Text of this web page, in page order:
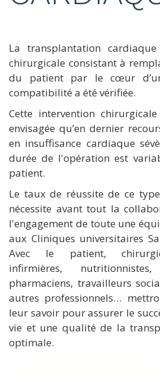
La transplantation
chirurgicale consistant à
du patient par le cœur
compatibilité a été vérifiée.
Cette intervention
envisagée qu’en dernier
en insuffisance cardiaque
durée de l'opération est
patient.
Le taux de réussite de ce
nécessite avant tout la
l'engagement de toute une
aux Cliniques universitaires
Avec le patient,
infirmières, nutritionnistes,
pharmaciens, travailleurs
autres professionnels…
leur savoir pour assurer le
vie et une qualité de la
optimale.